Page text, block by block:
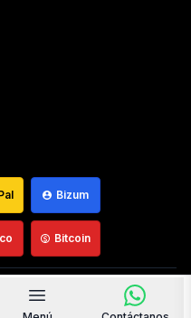
Bizum
Bitcoin
Que Mantequilla
wiagowin.com